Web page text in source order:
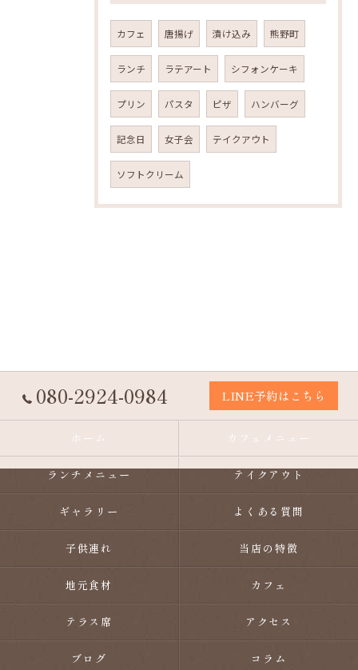
カフェ 唐揚げ 漬け込み 熊野町
ランチ ラテアート シフォンケーキ
プリン パスタ ピザ ハンバーグ
記念日 女子会 テイクアウト
ソフトクリーム
080-2924-0984 LINE予約はこちら
ホーム カフェメニュー
ランチメニュー テイクアウト
ギャラリー よくある質問
子供連れ 当店の特徴
地元食材 カフェ
テラス席 アクセス
ブログ コラム